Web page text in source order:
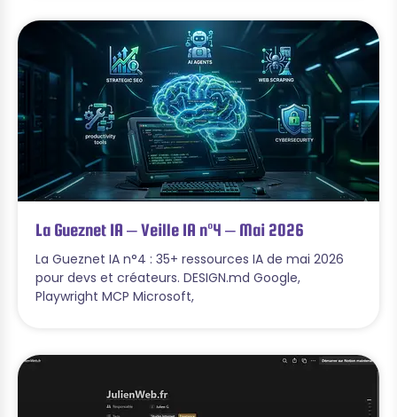
La Gueznet IA – Veille IA n°4 – Mai 2026
La Gueznet IA n°4 : 35+ ressources IA de mai 2026
pour devs et créateurs. DESIGN.md Google,
Playwright MCP Microsoft,